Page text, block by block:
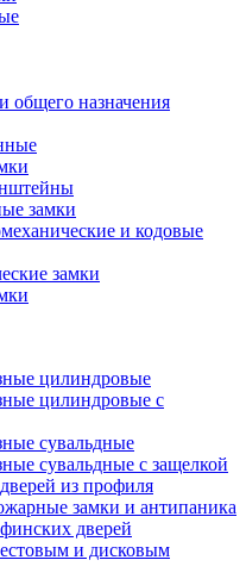
общего назначения
замки
и кодовые
замки
цилиндровые
цилиндровые с
сувальдные
сувальдные с защелкой
из профиля
замки и антипаника
дверей
и дисковым